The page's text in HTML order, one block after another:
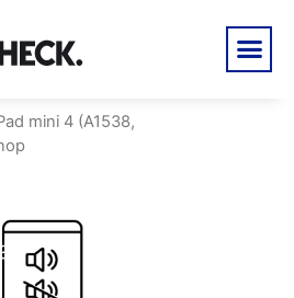
mini 4 (A1538,